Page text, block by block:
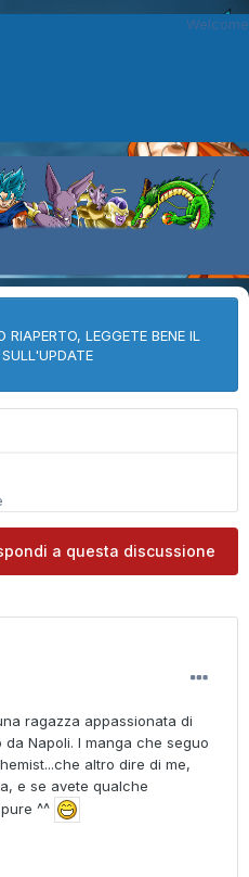
Welcome
RIAPERTO, LEGGETE BENE IL
a questa discussione
ragazza appassionata di
da Napoli. I manga che seguo
altro dire di me,
e se avete qualche
^^